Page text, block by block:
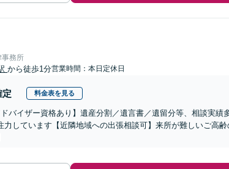
事務所
から徒歩1分営業時間：本日定休日
定 料金表を見る
ドバイザー資格あり】遺産分割／遺言書／遺留分等、相談実績
力しています【近隣地域への出張相談可】来所が難しいご高